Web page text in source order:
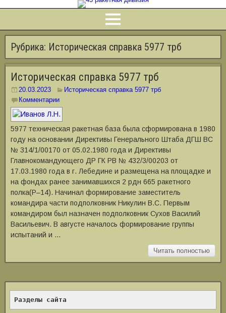
Рубрика: Историческая справка 5977 трб
Историческая справка 5977 трб
20.03.2023
Историческая справка 5977 трб
Комментарии
5977 техническая ракетная база была сформирована в 1980
году на основании Директивы Генерального Штаба ДГШ ВС
№ 314/1/00170 от 05.02.1980 года и Директивы
Главнокомандующего ДР ГК РВ № 432/3/00203 от
17.03.1980 года в г. Лебедине и размещена на площадке и
на фондах ранее занимавшихся 2 рдн 665 ракетного
полка(Р–14). Начинал формирование заместитель
командира части подполковник Никулин В.С. Первым
командиром был назначен подполковник Сухов Василий
Васильевич. В августе началось формирование группы
испытаний и …
Читать полностью
Разделы сайта